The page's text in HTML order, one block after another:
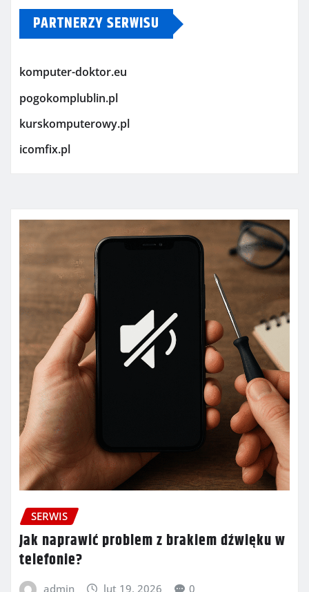
PARTNERZY SERWISU
komputer-doktor.eu
pogokomplublin.pl
kurskomputerowy.pl
icomfix.pl
SERWIS
Jak naprawić problem z brakiem dźwięku w
telefonie?
admin lut 19, 2026 0